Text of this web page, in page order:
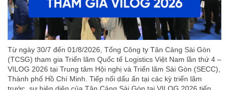
Từ ngày 30/7 đến 01/8/2026, Tổng Công ty Tân Cảng Sài Gòn
(TCSG) tham gia Triển lãm Quốc tế Logistics Việt Nam lần thứ 4 –
VILOG 2026 tại Trung tâm Hội nghị và Triển lãm Sài Gòn (SECC),
Thành phố Hồ Chí Minh. Tiếp nối dấu ấn tại các kỳ triển lãm